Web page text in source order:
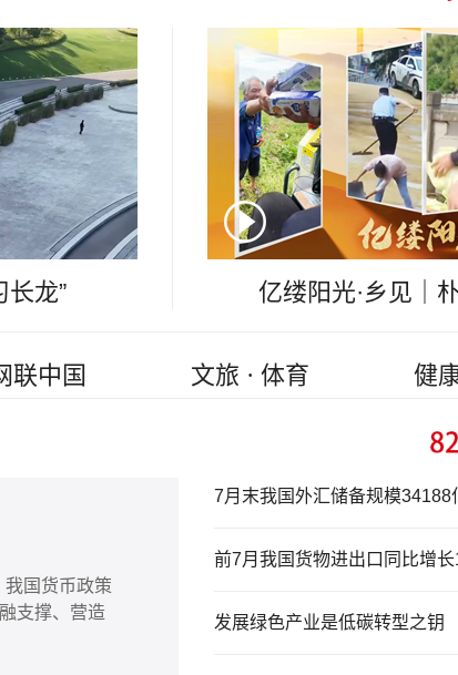
长龙” 亿缕阳光·乡见｜
联中国 文旅 · 体育 健
国货币政策
支撑、营造
7月末我国外汇储备规模34188
前7月我国货物进出口同比增
发展绿色产业是低碳转型之钥